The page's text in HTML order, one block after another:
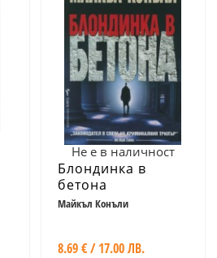
Не е в наличност
Блондинка в
бетона
Майкъл Конъли
8.69 € / 17.00 ЛВ.